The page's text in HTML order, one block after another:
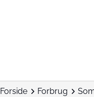
Forside Forbrug